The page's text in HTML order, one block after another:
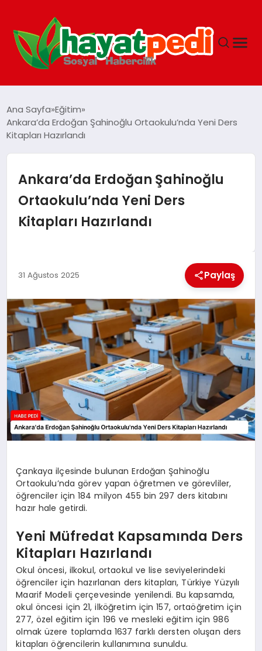
YAŞAM
GUNCEL
SAĞLIK
BESLENME
EĞITIM
EKONOMI
TEKNOLOJI
Ana Sayfa Eğitim
Ankara’da Erdoğan Şahinoğlu Ortaokulu’nda Yeni Ders
Kitapları Hazırlandı
Ankara’da Erdoğan Şahinoğlu
Ortaokulu’nda Yeni Ders
Kitapları Hazırlandı
31 Ağustos 2025 Paylaş
Çankaya ilçesinde bulunan Erdoğan Şahinoğlu
Ortaokulu’nda görev yapan öğretmen ve görevliler,
öğrenciler için 184 milyon 455 bin 297 ders kitabını
hazır hale getirdi.
Yeni Müfredat Kapsamında Ders
Kitapları Hazırlandı
Okul öncesi, ilkokul, ortaokul ve lise seviyelerindeki
öğrenciler için hazırlanan ders kitapları, Türkiye Yüzyılı
Maarif Modeli çerçevesinde yenilendi. Bu kapsamda,
okul öncesi için 21, ilköğretim için 157, ortaöğretim için
277, özel eğitim için 196 ve mesleki eğitim için 986
olmak üzere toplamda 1637 farklı dersten oluşan ders
kitapları öğrencilerin kullanımına sunuldu.